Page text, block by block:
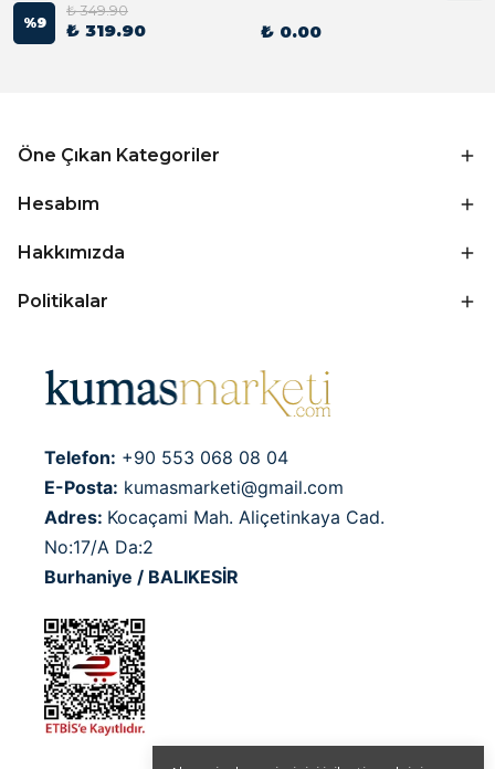
%9
₺ 349.90
₺ 319.90 ₺ 0.00
Öne Çıkan Kategoriler
Hesabım
Hakkımızda
Politikalar
Telefon: +90 553 068 08 04
E-Posta: kumasmarketi@gmail.com
Adres: Kocaçami Mah. Aliçetinkaya Cad.
No:17/A Da:2
Burhaniye / BALIKESİR